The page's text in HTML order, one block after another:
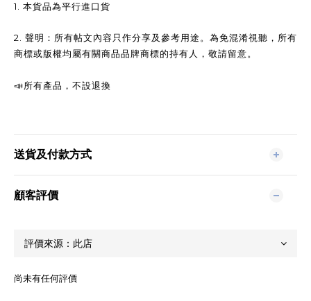
1. 本貨品為平行進口貨
2. 聲明：所有帖文內容只作分享及參考用途。為免混淆視聽，所有
商標或版權均屬有關商品品牌商標的持有人，敬請留意。
📣所有產品，不設退換
送貨及付款方式
顧客評價
尚未有任何評價